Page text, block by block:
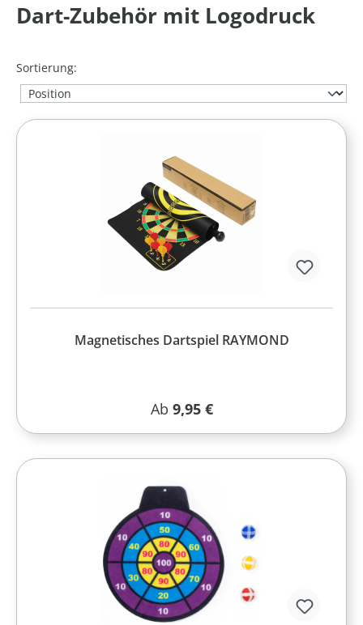
Dart-Zubehör mit Logodruck
Sortierung:
Magnetisches Dartspiel RAYMOND
Regulärer Preis:
Ab 9,95 €